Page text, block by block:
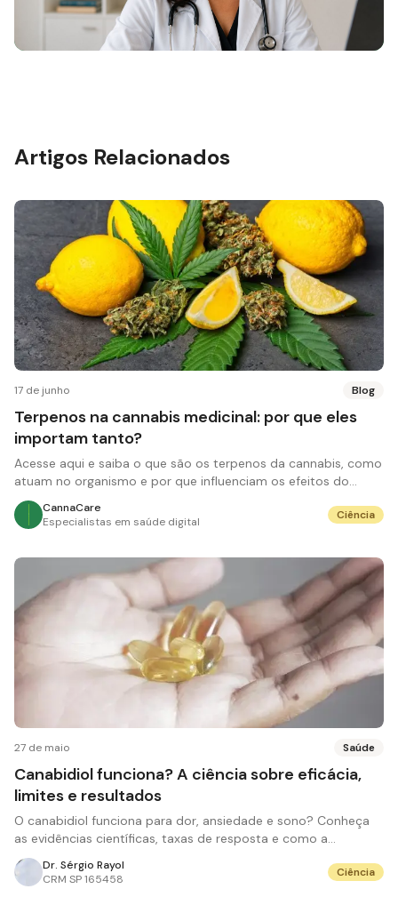
Artigos Relacionados
17 de junho Blog
Terpenos na cannabis medicinal: por que eles
importam tanto?
Acesse aqui e saiba o que são os terpenos da cannabis, como
atuam no organismo e por que influenciam os efeitos do
tratamento medicinal.
CannaCare
Especialistas em saúde digital
Ciência
27 de maio Saúde
Canabidiol funciona? A ciência sobre eficácia,
limites e resultados
O canabidiol funciona para dor, ansiedade e sono? Conheça
as evidências científicas, taxas de resposta e como a
medicina canábica atua atualmente.
Dr. Sérgio Rayol
CRM SP 165458 Ciência